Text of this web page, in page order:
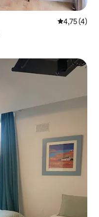
Просечна
4,75 (4)